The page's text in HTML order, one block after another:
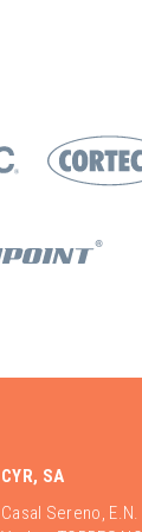
CYR, SA
Casal Sereno,